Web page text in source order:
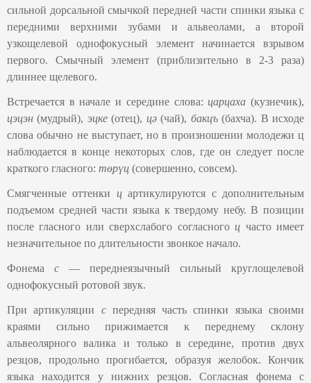
сильной дорсальной смычкой передней части спинки языка с
передними верхними зубами и альвеолами, а второй
узкощелевой однофокусный элемент начинается взрывом
первого. Смычный элемент (приблизительно в 2-3 раза)
длиннее щелевого.
Встречается в начале и середине слова:царцаха(кузнечик),
цэцэн(мудрый), эцке(отец), цә(чай), бакцъ(бахча). В исходе
слова обычно не выступает, но в произношении молодежи ц
наблюдается в конце некоторых слов, где он следует после
краткого гласного: төрүц (совершенно, совсем).
Смягченные оттенки цартикулируются с дополнительным
подъемом средней части языка к твердому небу. В позиции
после гласного или сверхслабого согласногоц часто имеет
незначительное по длительности звонкое начало.
Фонема с — переднеязычный сильный круглощелевой
однофокусный ротовой звук.
При артикуляции спередняя часть спинки языка своими
краями сильно прижимается к переднему склону
альвеолярного валика и только в середине, против двух
резцов, продольно прогибается, образуя желобок. Кончик
языка находится у нижних резцов. Согласная фонема с